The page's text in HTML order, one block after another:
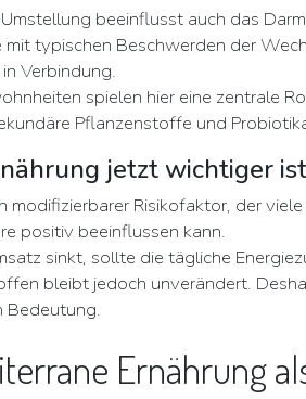
beeinflusst auch das
typischen Beschwerden der
Verbindung.
spielen hier eine zentrale
Pflanzenstoffe und
jetzt wichtiger
modifizierbarer Risikofaktor, der
positiv beeinflussen kann.
sinkt, sollte die tägliche
bleibt jedoch unverändert.
Bedeutung.
Ernährung